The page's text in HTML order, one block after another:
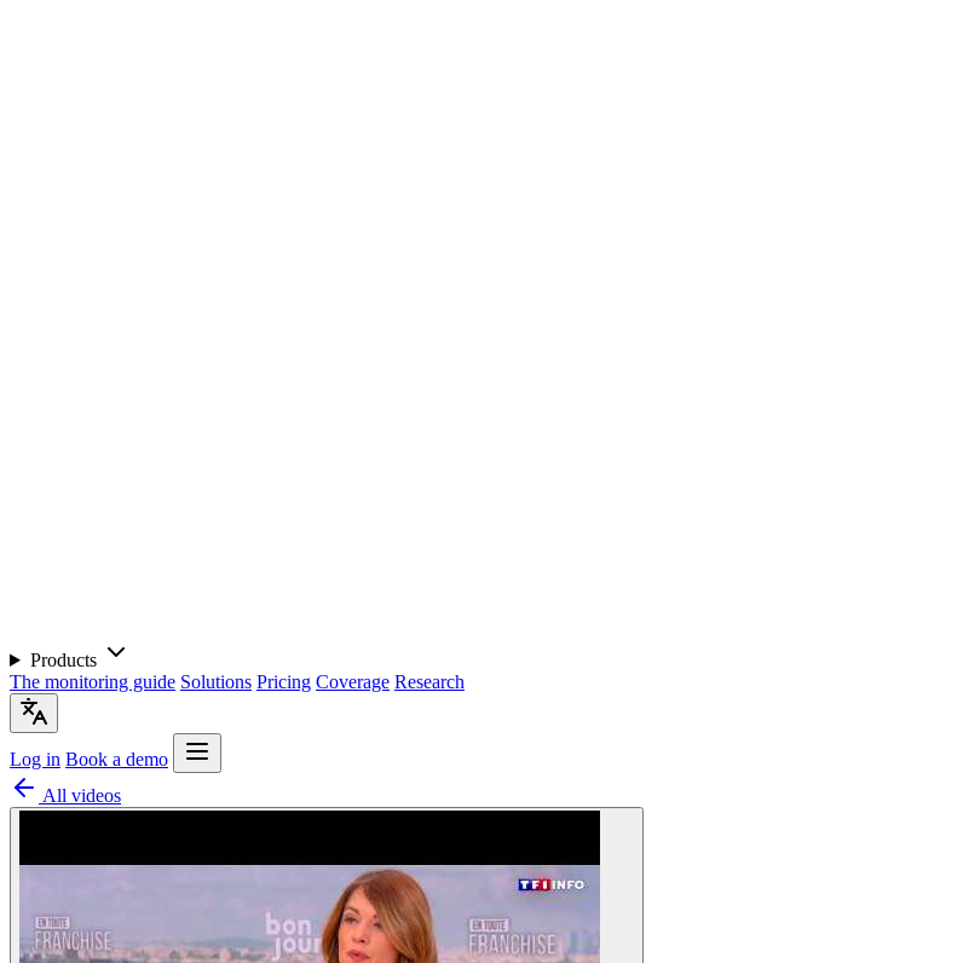
Products
The monitoring guide Solutions Pricing Coverage Research
Log in Book a demo
All videos